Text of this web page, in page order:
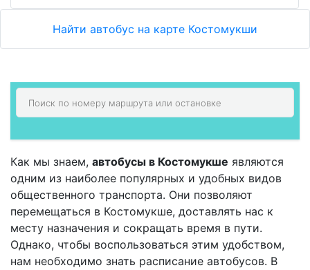
Найти автобус на карте Костомукши
Как мы знаем, автобусы в Костомукше являются
одним из наиболее популярных и удобных видов
общественного транспорта. Они позволяют
перемещаться в Костомукше, доставлять нас к
месту назначения и сокращать время в пути.
Однако, чтобы воспользоваться этим удобством,
нам необходимо знать расписание автобусов. В